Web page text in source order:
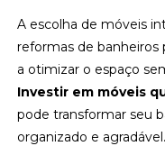
A escolha de móveis
reformas de banheiros
a otimizar o espaço
Investir em móveis
pode transformar seu
organizado e agradável.